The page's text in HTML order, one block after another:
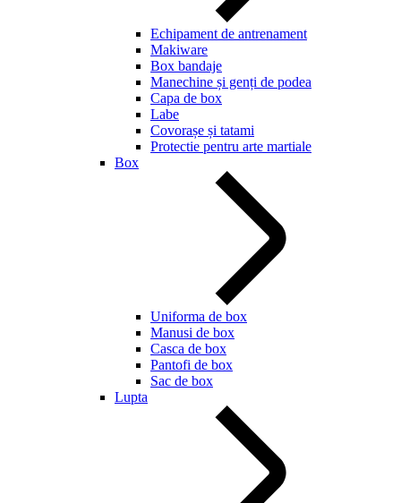
Echipament de antrenament
Makiware
Box bandaje
Manechine și genți de podea
Capa de box
Labe
Covorașe și tatami
Protectie pentru arte martiale
Box
Uniforma de box
Manusi de box
Casca de box
Pantofi de box
Sac de box
Lupta